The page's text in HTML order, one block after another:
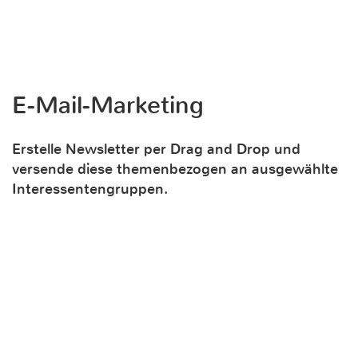
E-Mail-Marketing
Erstelle Newsletter per Drag and Drop und
versende diese themenbezogen an ausgewählte
Interessentengruppen.